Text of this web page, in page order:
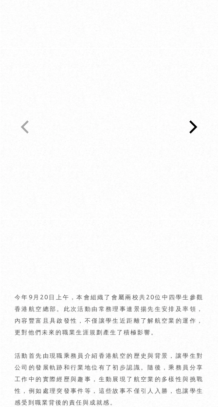
今年9月20日上午，本會組織了會屬兩校共20位中四學生參觀
香港航空總部。此次活動由常務理事連景揚先生安排及率領，
內容豐富且具啟發性，不僅讓學生近距離了解航空業的運作，
更對他們未來的職業生涯規劃產生了積極影響。
活動首先由現職乘務員介紹香港航空的歷史與背景，讓學生對
公司的發展軌跡和行業地位有了初步認識。隨後，乘務員分享
工作中的實際經歷與趣事，生動展現了航空業的多樣性與挑戰
性，例如處理突發事件等，這些故事不僅引人入勝，也讓學生
感受到職業背後的責任與成就感。